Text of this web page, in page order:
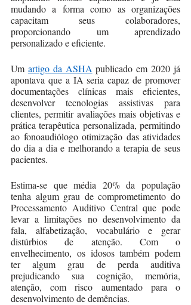
mudando a forma como as organizações
capacitam seus colaboradores,
proporcionando um aprendizado
personalizado e eficiente.
Um artigo da ASHA publicado em 2020 já
apontava que a IA seria capaz de promover
documentações clínicas mais eficientes,
desenvolver tecnologias assistivas para
clientes, permitir avaliações mais objetivas e
prática terapêutica personalizada, permitindo
ao fonoaudiólogo otimização das atividades
do dia a dia e melhorando a terapia de seus
pacientes.
Estima-se que média 20% da população
tenha algum grau de comprometimento do
Processamento Auditivo Central que pode
levar a limitações no desenvolvimento da
fala, alfabetização, vocabulário e gerar
distúrbios de atenção. Com o
envelhecimento, os idosos também podem
ter algum grau de perda auditiva
prejudicando sua cognição, memória,
atenção, com risco aumentado para o
desenvolvimento de demências.